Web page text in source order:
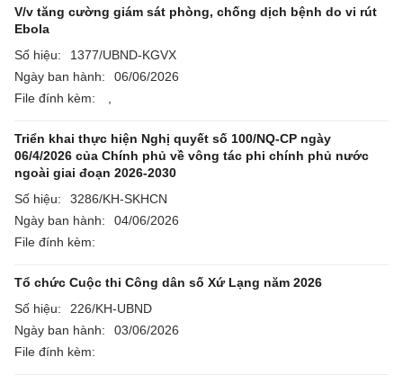
V/v tăng cường giám sát phòng, chống dịch bệnh do vi rút
Ebola
Số hiệu:
1377/UBND-KGVX
Ngày ban hành:
06/06/2026
File đính kèm:
Triển khai thực hiện Nghị quyết số 100/NQ-CP ngày
06/4/2026 của Chính phủ về vông tác phi chính phủ nước
ngoài giai đoạn 2026-2030
Số hiệu:
3286/KH-SKHCN
Ngày ban hành:
04/06/2026
File đính kèm:
Tổ chức Cuộc thi Công dân số Xứ Lạng năm 2026
Số hiệu:
226/KH-UBND
Ngày ban hành:
03/06/2026
File đính kèm: